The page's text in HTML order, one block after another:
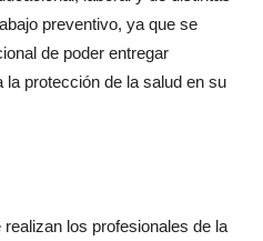
preventivo, ya que se
de poder entregar
protección de la salud en su
los profesionales de la